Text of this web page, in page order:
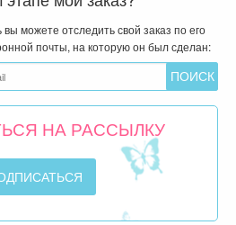
можете отследить свой заказ по его
почты, на которую он был сделан:
НА РАССЫЛКУ